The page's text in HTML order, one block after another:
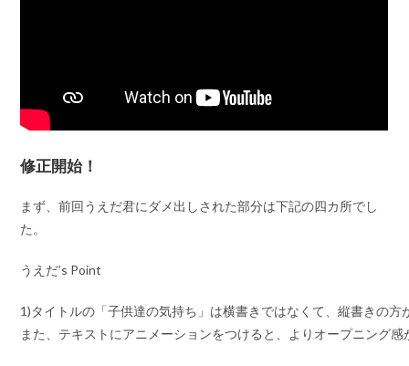
修正開始！
まず、前回うえだ君にダメ出しされた部分は下記の四カ所でし
た。
うえだ’s Point
1)タイトルの「子供達の気持ち」は横書きではなくて、縦書きの方
また、テキストにアニメーションをつけると、よりオープニング感